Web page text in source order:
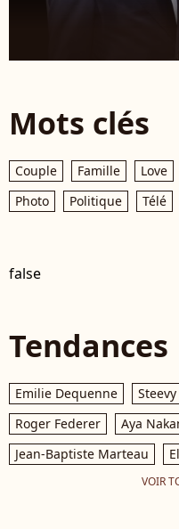
Mots clés
Couple Famille Love
Photo
Politique Télé
false
Tendances
Emilie Dequenne
Roger Federer
Aya
Jean-Baptiste Marteau
VOIR